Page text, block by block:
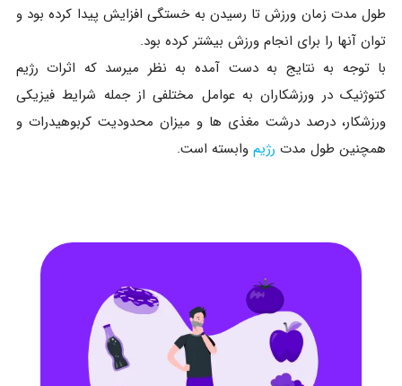
طول مدت زمان ورزش تا رسیدن به خستگی افزایش پیدا کرده بود و
توان آنها را برای انجام ورزش بیشتر کرده بود.
با توجه به نتایج به دست آمده به نظر میرسد که اثرات رژیم
کتوژنیک در ورزشکاران به عوامل مختلفی از جمله شرایط فیزیکی
ورزشکار، درصد درشت مغذی ها و میزان محدودیت کربوهیدرات و
همچنین طول مدت رژیموابسته است.